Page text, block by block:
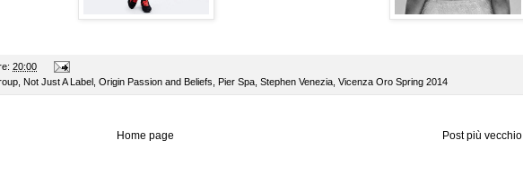
20:00
Not Just A Label Origin Passion and Beliefs Pier Spa Stephen Venezia Vicenza Oro Spring 2014
Post più vecchio
Home page